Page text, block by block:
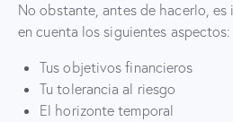
No obstante, antes de hacerlo,
en cuenta los siguientes aspectos:
Tus objetivos financieros
Tu tolerancia al riesgo
El horizonte temporal